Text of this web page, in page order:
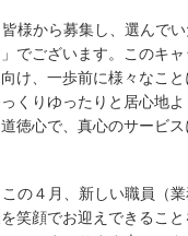
様から募集し、選んで
でございます。このキ
け、一歩前に様々なこ
くりゆったりと居心地
徳心で、真心のサービ
の４月、新しい職員（業
笑顔でお迎えできるこ